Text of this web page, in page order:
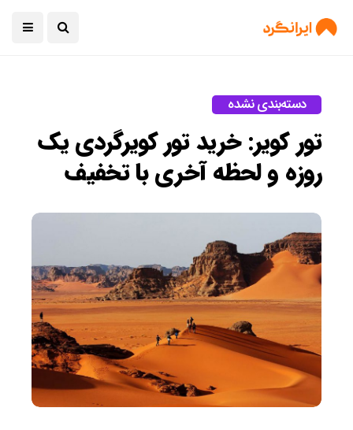
دسته‌بندی نشده
تور کویر: خرید تور کویرگردی یک
روزه و لحظه آخری با تخفیف